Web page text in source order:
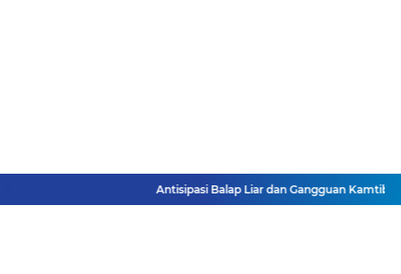
Antisipasi Balap Liar dan Gangguan